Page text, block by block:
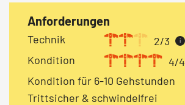
Anforderungen
Technik 2/3 i
Kondition 4/4
Kondition für 6-10 Gehstunden
Trittsicher & schwindelfrei